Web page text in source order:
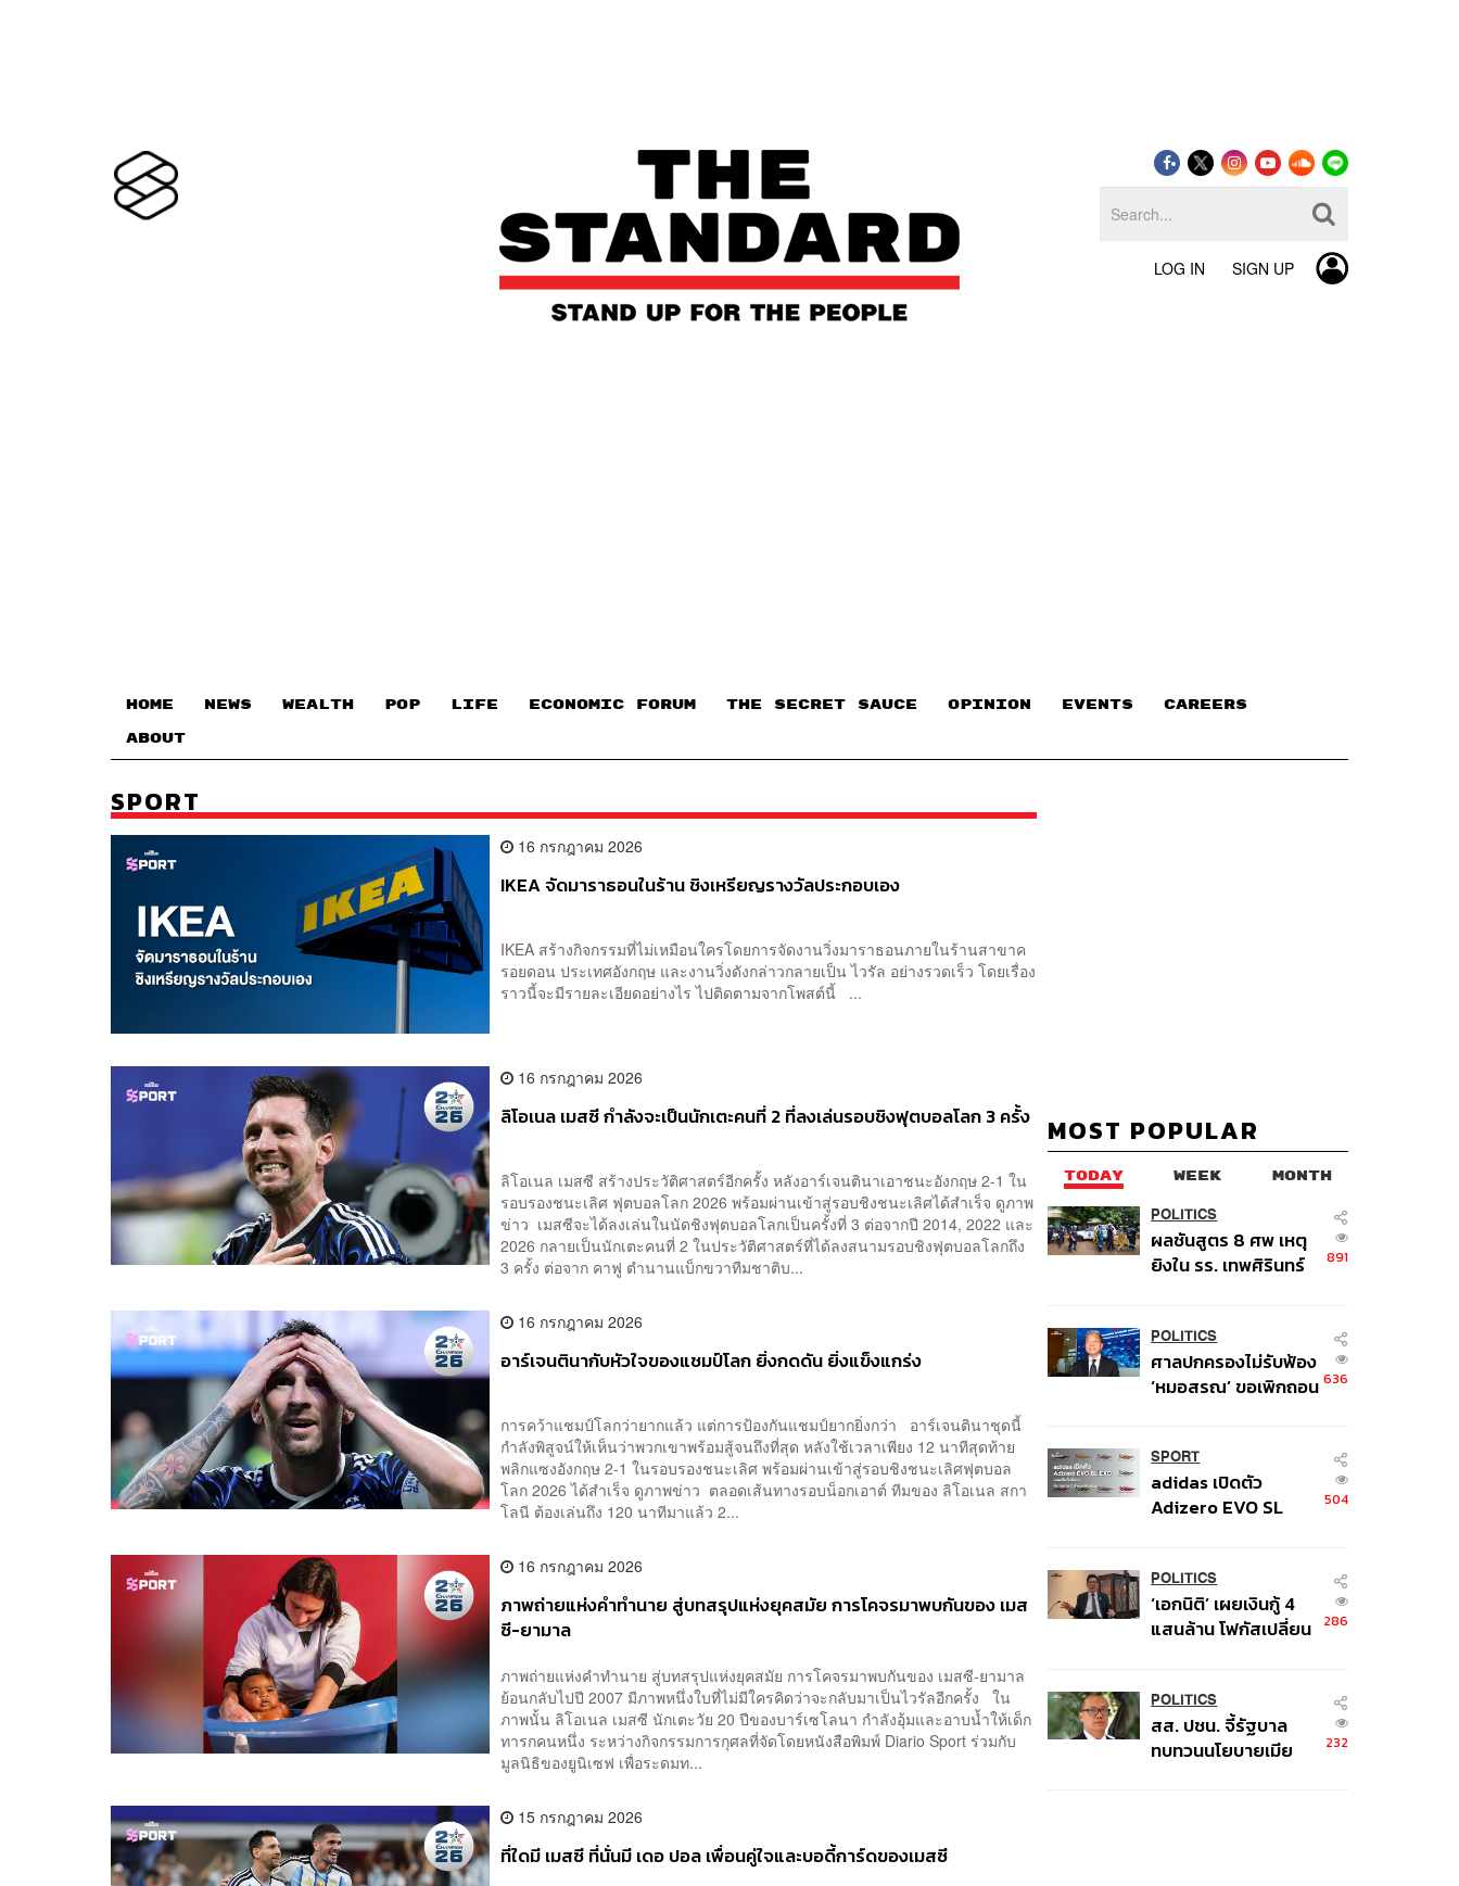
LOG IN SIGN UP
HOME NEWS WEALTH POP LIFE ECONOMIC FORUM THE SECRET SAUCE​ OPINION EVENTS CAREERS
ABOUT
SPORT
16 กรกฎาคม 2026
IKEA จัดมาราธอนในร้าน ชิงเหรียญรางวัลประกอบเอง
IKEA สร้างกิจกรรมที่ไม่เหมือนใครโดยการจัดงานวิ่งมาราธอนภายในร้านสาขาค
รอยดอน ประเทศอังกฤษ และงานวิ่งดังกล่าวกลายเป็น ไวรัล อย่างรวดเร็ว โดยเรื่อง
ราวนี้จะมีรายละเอียดอย่างไร ไปติดตามจากโพสต์นี้ ...
16 กรกฎาคม 2026
ลิโอเนล เมสซี กำลังจะเป็นนักเตะคนที่ 2 ที่ลงเล่นรอบชิงฟุตบอลโลก 3 ครั้ง
ลิโอเนล เมสซี สร้างประวัติศาสตร์อีกครั้ง หลังอาร์เจนตินาเอาชนะอังกฤษ 2-1 ใน
รอบรองชนะเลิศ ฟุตบอลโลก 2026 พร้อมผ่านเข้าสู่รอบชิงชนะเลิศได้สำเร็จ ดูภาพ
ข่าว เมสซีจะได้ลงเล่นในนัดชิงฟุตบอลโลกเป็นครั้งที่ 3 ต่อจากปี 2014, 2022 และ
2026 กลายเป็นนักเตะคนที่ 2 ในประวัติศาสตร์ที่ได้ลงสนามรอบชิงฟุตบอลโลกถึง
3 ครั้ง ต่อจาก คาฟู ตำนานแบ็กขวาทีมชาติบ...
16 กรกฎาคม 2026
อาร์เจนตินากับหัวใจของแชมป์โลก ยิ่งกดดัน ยิ่งแข็งแกร่ง
การคว้าแชมป์โลกว่ายากแล้ว แต่การป้องกันแชมป์ยากยิ่งกว่า อาร์เจนตินาชุดนี้
กำลังพิสูจน์ให้เห็นว่าพวกเขาพร้อมสู้จนถึงที่สุด หลังใช้เวลาเพียง 12 นาทีสุดท้าย
พลิกแซงอังกฤษ 2-1 ในรอบรองชนะเลิศ พร้อมผ่านเข้าสู่รอบชิงชนะเลิศฟุตบอล
โลก 2026 ได้สำเร็จ ดูภาพข่าว ตลอดเส้นทางรอบน็อกเอาต์ ทีมของ ลิโอเนล สกา
โลนี ต้องเล่นถึง 120 นาทีมาแล้ว 2...
16 กรกฎาคม 2026
ภาพถ่ายแห่งคำทำนาย สู่บทสรุปแห่งยุคสมัย การโคจรมาพบกันของ เมส
ซี-ยามาล
ภาพถ่ายแห่งคำทำนาย สู่บทสรุปแห่งยุคสมัย การโคจรมาพบกันของ เมสซี-ยามาล
ย้อนกลับไปปี 2007 มีภาพหนึ่งใบที่ไม่มีใครคิดว่าจะกลับมาเป็นไวรัลอีกครั้ง ใน
ภาพนั้น ลิโอเนล เมสซี นักเตะวัย 20 ปีของบาร์เซโลนา กำลังอุ้มและอาบน้ำให้เด็ก
ทารกคนหนึ่ง ระหว่างกิจกรรมการกุศลที่จัดโดยหนังสือพิมพ์ Diario Sport ร่วมกับ
มูลนิธิของยูนิเซฟ เพื่อระดมท...
15 กรกฎาคม 2026
ที่ใดมี เมสซี ที่นั่นมี เดอ ปอล เพื่อนคู่ใจและบอดี้การ์ดของเมสซี
MOST POPULAR
TODAY WEEK MONTH
POLITICS
ผลชันสูตร 8 ศพ เหตุ
ยิงใน รร. เทพศิรินทร์
หน้าอก’ ครูถูกยิง 4 นัด
จากระยะไกล
891
POLITICS
ศาลปกครองไม่รับฟ้อง
‘หมอสรณ’ ขอเพิกถอน
หาย
636
SPORT
adidas เปิดตัว
Adizero EVO SL
Football
504
POLITICS
‘เอกนิติ’ เผยเงินกู้ 4
แสนล้าน โฟกัสเปลี่ยน
รอประเมินความเหมาะ
สม
286
POLITICS
สส. ปชน. จี้รัฐบาล
ทบทวนนโยบายเมีย
232